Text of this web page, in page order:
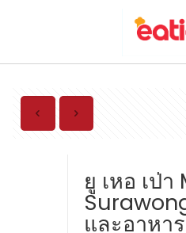
ยู เหอ เป่
และอาหา